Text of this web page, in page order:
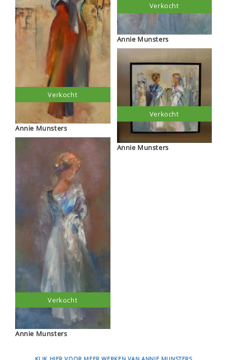
Annie Munsters
Verkocht
Annie Munsters
Verkocht
Annie Munsters
Verkocht
Annie Munsters
Verkocht